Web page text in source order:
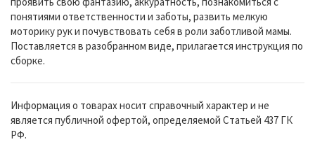
понятиями ответственности и заботы, развить мелкую
моторику рук и почувствовать себя в роли заботливой мамы.
Поставляется в разобранном виде, прилагается инструкция по
сборке.
Информация о товарах носит справочный характер и не
является публичной офертой, определяемой Статьей 437 ГК
РФ.